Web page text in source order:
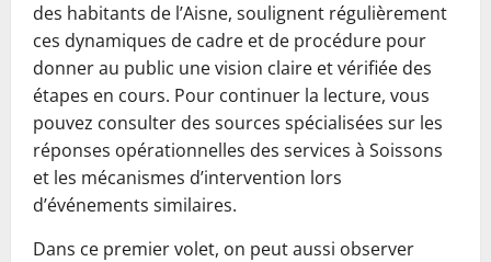
des habitants de l’Aisne, soulignent régulièrement
ces dynamiques de cadre et de procédure pour
donner au public une vision claire et vérifiée des
étapes en cours. Pour continuer la lecture, vous
pouvez consulter des sources spécialisées sur les
réponses opérationnelles des services à Soissons
et les mécanismes d’intervention lors
d’événements similaires.
Dans ce premier volet, on peut aussi observer